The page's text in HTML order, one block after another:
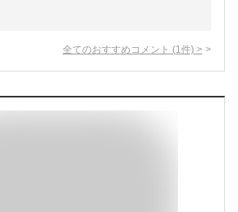
全てのおすすめコメント (1 件) >